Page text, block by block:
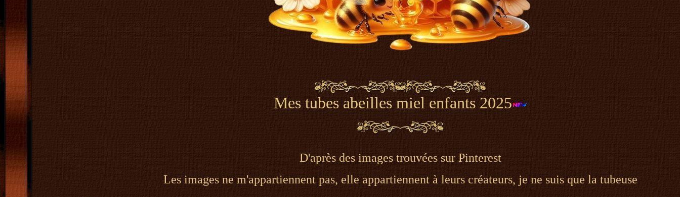
Mes tubes abeilles miel enfants 2025
D'après des images trouvées sur Pinterest
Les images ne m'appartiennent pas, elle appartiennent à leurs créateurs, je ne suis que la tubeuse